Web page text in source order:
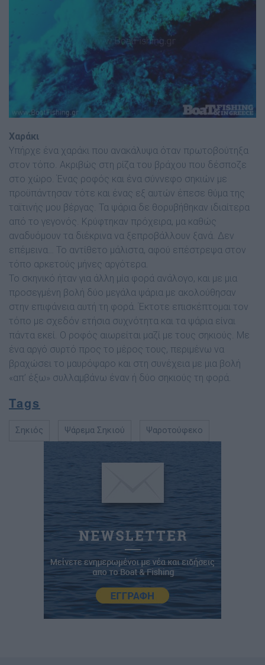
Χαράκι
Υπήρχε ένα χαράκι που ανακάλυψα όταν πρωτοβούτηξα
στον τόπο. Ακριβώς στη ρίζα του βράχου που δέσποζε
στο χώρο. Ένας ροφός και ένα σύννεφο σηκιών µε
προϋπάντησαν τότε και ένας εξ αυτών έπεσε θύµα της
ταϊτινής µου βέργας. Τα ψάρια δε θορυβήθηκαν ιδιαίτερα
από το γεγονός. Κρύφτηκαν πρόχειρα, µα καθώς
αναδυόµουν τα διέκρινα να ξεπροβάλλουν ξανά. ∆εν
επέµεινα… Το αντίθετο µάλιστα, αφού επέστρεψα στον
τόπο αρκετούς µήνες αργότερα.
Το σκηνικό ήταν για άλλη µία φορά ανάλογο, και µε µια
προσεγµένη βολή δύο µεγάλα ψάρια µε ακολούθησαν
στην επιφάνεια αυτή τη φορά. Έκτοτε επισκέπτοµαι τον
τόπο µε σχεδόν ετήσια συχνότητα και τα ψάρια είναι
πάντα εκεί. Ο ροφός αιωρείται µαζί µε τους σηκιούς. Με
ένα αργό συρτό προς το µέρος τους, περιµένω να
βραχώσει το µαυρόψαρο και στη συνέχεια µε µια βολή
«απ’ έξω» συλλαµβάνω έναν ή δύο σηκιούς τη φορά.
Tags
Σηκιός Ψάρεμα Σηκιού Ψαροτούφεκο